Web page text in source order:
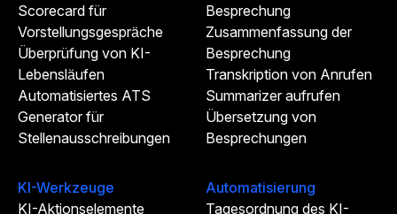
Scorecard für
Vorstellungsgespräche
Überprüfung von KI-
Lebensläufen
Automatisiertes ATS
Generator für
Stellenausschreibungen
Besprechung
Zusammenfassung der
Besprechung
Transkription von Anrufen
Summarizer aufrufen
Übersetzung von
Besprechungen
KI-Werkzeuge
KI-Aktionselemente
Automatisierung
Tagesordnung des KI-